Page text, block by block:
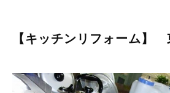
【キッチンリフォーム